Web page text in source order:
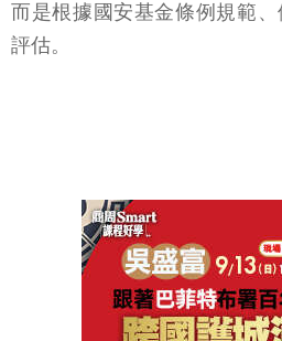
而是根據國安基金條例規範
評估。